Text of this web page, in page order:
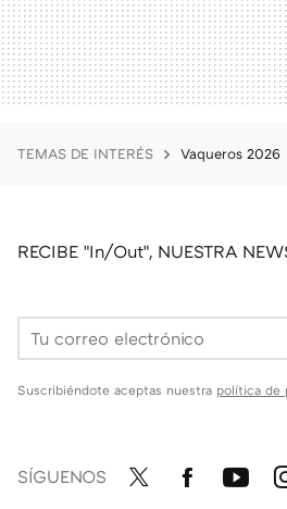
TEMAS DE INTERÉS Vaqueros 2026
RECIBE "In/Out", NUESTRA
Suscribiéndote aceptas nuestra política de
SÍGUENOS